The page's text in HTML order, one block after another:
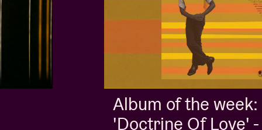
Album of the week:
'Doctrine Of Love' - Jalen